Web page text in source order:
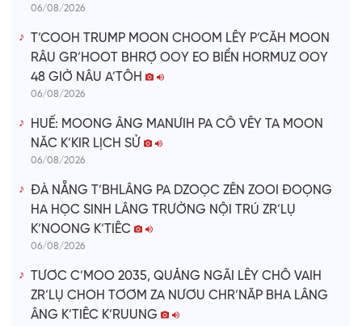
06/08/2026
T’COOH TRUMP MOON CHOOM LÊY P’CĂH MOON
RÂU GR’HOOT BHRỢ OOY EO BIỂN HORMUZ OOY
48 GIỜ NÂU A’TÔH
06/08/2026
HUẾ: MOONG ÂNG MANƯIH PA CÔ VÊY TA MOON
NĂC K’KIR LỊCH SỬ
06/08/2026
ĐÀ NẴNG T’BHLÂNG PA DZOỌC ZÊN ZOOI ĐOỌNG
HA HỌC SINH LÂNG TRƯỜNG NỘI TRÚ ZR’LỤ
K’NOONG K’TIÊC
06/08/2026
TƯƠC C’MOO 2035, QUẢNG NGÃI LÊY CHÔ VAIH
ZR’LỤ CHOH TƠƠM ZA NƯƠU CHR’NĂP BHA LÂNG
ÂNG K’TIÊC K’RUUNG